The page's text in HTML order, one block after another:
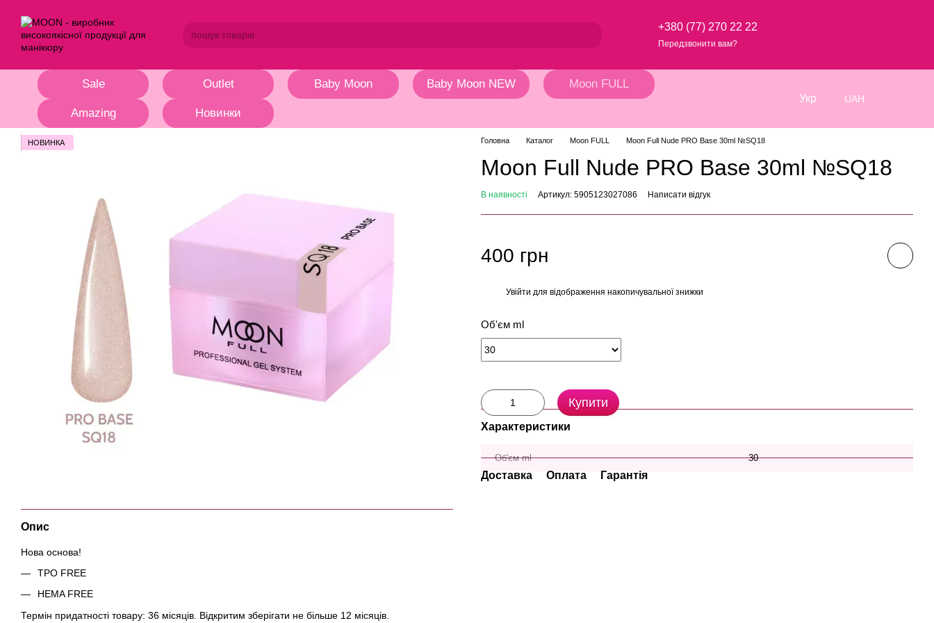
+380 (77) 270 22 22
Передзвонити вам?
Sale Outlet Baby Moon Baby Moon NEW Moon FULL
Amazing Новинки
Укр UAH
НОВИНКА
Опис
Нова основа!
ТРО FREE
HEMA FREE
Термін придатності товару: 36 місяців. Відкритим зберігати не більше 12 місяців.
Головна Каталог Moon FULL Moon Full Nude PRO Base 30ml №SQ18
Moon Full Nude PRO Base 30ml №SQ18
В наявності Артикул: 5905123027086 Написати відгук
400 грн
Увійти для відображення накопичувальної знижки
Об'єм ml
Купити
Характеристики
Об'єм ml 30
Доставка Оплата Гарантія